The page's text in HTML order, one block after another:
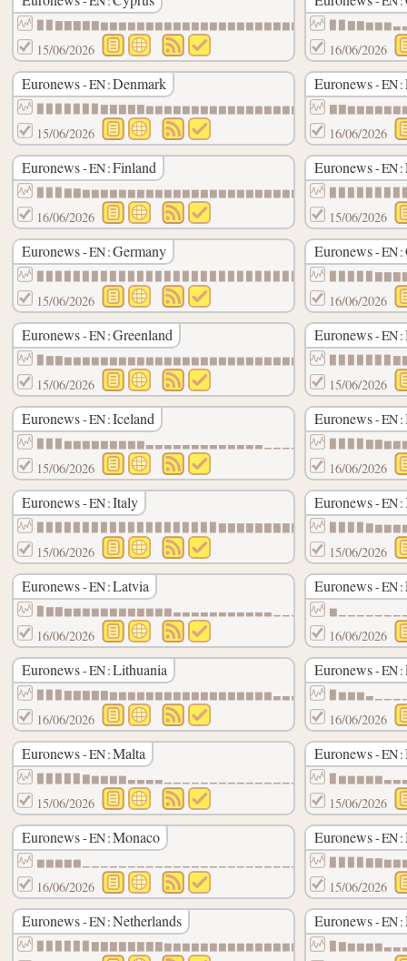
15/06/2026 16/06/2026
Euronews- EN :Denmark
15/06/2026
Euronews- EN :
16/06/2026
Euronews- EN :Finland
16/06/2026
Euronews- EN :
15/06/2026
Euronews- EN :Germany
15/06/2026
Euronews- EN :
16/06/2026
Euronews- EN :Greenland
15/06/2026
Euronews- EN :
15/06/2026
Euronews- EN :Iceland
15/06/2026
Euronews- EN :
16/06/2026
Euronews- EN :Italy
15/06/2026
Euronews- EN :
15/06/2026
Euronews- EN :Latvia
16/06/2026
Euronews- EN :
16/06/2026
Euronews- EN :Lithuania
16/06/2026
Euronews- EN :
16/06/2026
Euronews- EN :Malta
15/06/2026
Euronews- EN :
15/06/2026
Euronews- EN :Monaco
16/06/2026
Euronews- EN :
15/06/2026
Euronews- EN :Netherlands Euronews- EN :